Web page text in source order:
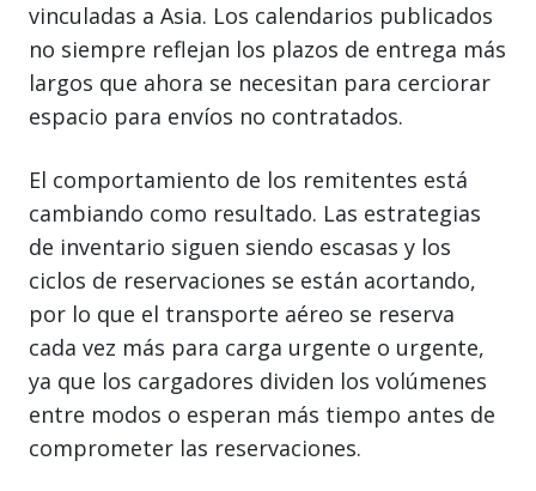
vinculadas a Asia. Los calendarios publicados
no siempre reflejan los plazos de entrega más
largos que ahora se necesitan para cerciorar
espacio para envíos no contratados.
El comportamiento de los remitentes está
cambiando como resultado. Las estrategias
de inventario siguen siendo escasas y los
ciclos de reservaciones se están acortando,
por lo que el transporte aéreo se reserva
cada vez más para carga urgente o urgente,
ya que los cargadores dividen los volúmenes
entre modos o esperan más tiempo antes de
comprometer las reservaciones.